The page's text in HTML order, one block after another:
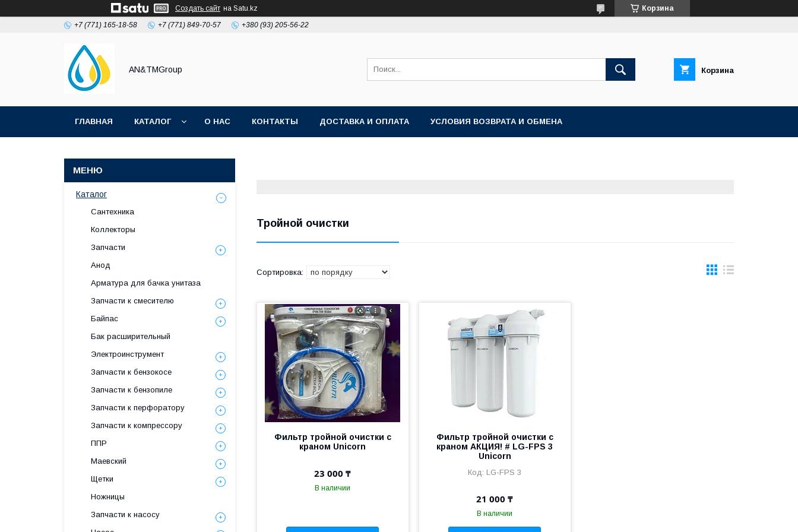
Создать сайт на Satu.kz Корзина
+7 (771) 165-18-58 +7 (771) 849-70-57 +380 (93) 205-56-22
AN&TMGroup Корзина
ГЛАВНАЯ КАТАЛОГ О НАС КОНТАКТЫ ДОСТАВКА И ОПЛАТА УСЛОВИЯ ВОЗВРАТА И ОБМЕНА
Тройной очистки
Фильтр тройной очистки с
краном Unicorn
23 000 ₸
В наличии
Фильтр тройной очистки с
краном АКЦИЯ! # LG-FPS 3
Unicorn
LG-FPS 3
21 000 ₸
В наличии
Каталог
Сантехника
Коллекторы
Запчасти
Анод
Арматура для бачка унитаза
Запчасти к смесителю
Байпас
Бак расширительный
Электроинструмент
Запчасти к бензокосе
Запчасти к бензопиле
Запчасти к перфоратору
Запчасти к компрессору
ППР
Маевский
Щетки
Ножницы
Запчасти к насосу